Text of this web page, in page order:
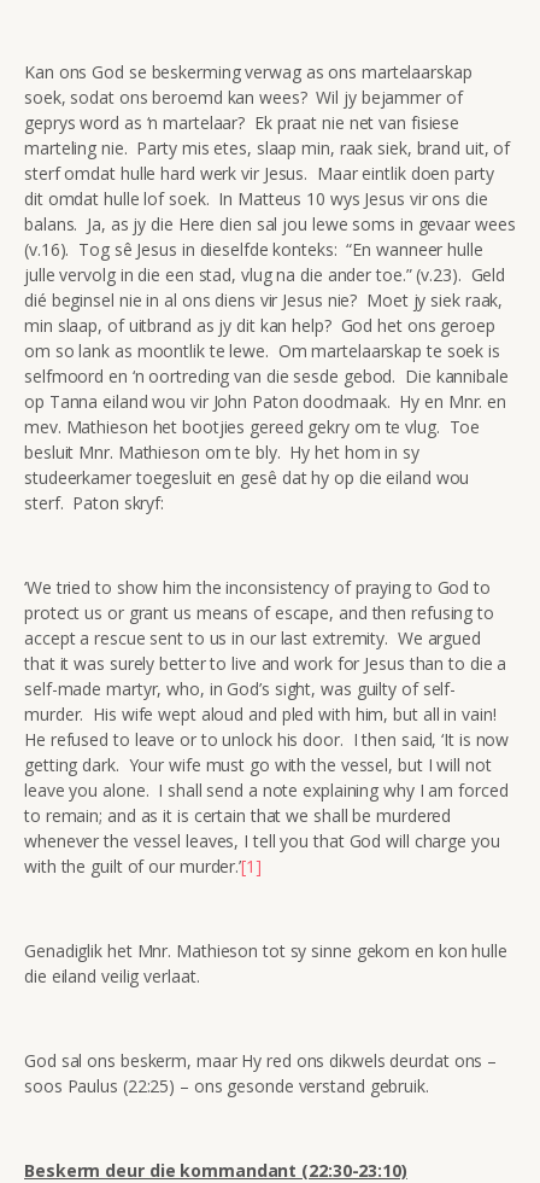
Kan ons God se beskerming verwag as ons martelaarskap
soek, sodat ons beroemd kan wees? Wil jy bejammer of
geprys word as ‘n martelaar? Ek praat nie net van fisiese
marteling nie. Party mis etes, slaap min, raak siek, brand uit, of
sterf omdat hulle hard werk vir Jesus. Maar eintlik doen party
dit omdat hulle lof soek. In Matteus 10 wys Jesus vir ons die
balans. Ja, as jy die Here dien sal jou lewe soms in gevaar wees
(v.16). Tog sê Jesus in dieselfde konteks: “En wanneer hulle
julle vervolg in die een stad, vlug na die ander toe.” (v.23). Geld
dié beginsel nie in al ons diens vir Jesus nie? Moet jy siek raak,
min slaap, of uitbrand as jy dit kan help? God het ons geroep
om so lank as moontlik te lewe. Om martelaarskap te soek is
selfmoord en ‘n oortreding van die sesde gebod. Die kannibale
op Tanna eiland wou vir John Paton doodmaak. Hy en Mnr. en
mev. Mathieson het bootjies gereed gekry om te vlug. Toe
besluit Mnr. Mathieson om te bly. Hy het hom in sy
studeerkamer toegesluit en gesê dat hy op die eiland wou
sterf. Paton skryf:
‘We tried to show him the inconsistency of praying to God to
protect us or grant us means of escape, and then refusing to
accept a rescue sent to us in our last extremity. We argued
that it was surely better to live and work for Jesus than to die a
self-made martyr, who, in God’s sight, was guilty of self-
murder. His wife wept aloud and pled with him, but all in vain!
He refused to leave or to unlock his door. I then said, ‘It is now
getting dark. Your wife must go with the vessel, but I will not
leave you alone. I shall send a note explaining why I am forced
to remain; and as it is certain that we shall be murdered
whenever the vessel leaves, I tell you that God will charge you
with the guilt of our murder.’[1]
Genadiglik het Mnr. Mathieson tot sy sinne gekom en kon hulle
die eiland veilig verlaat.
God sal ons beskerm, maar Hy red ons dikwels deurdat ons –
soos Paulus (22:25) – ons gesonde verstand gebruik.
Beskerm deur die kommandant (22:30-23:10)